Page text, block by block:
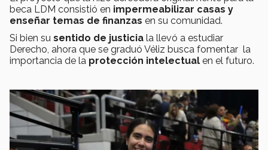
beca LDM consistió en impermeabilizar casas y
enseñar temas de finanzas en su comunidad.
Si bien su sentido de justicia la llevó a estudiar
Derecho, ahora que se graduó Véliz busca fomentar la
importancia de la protección intelectual en el futuro.